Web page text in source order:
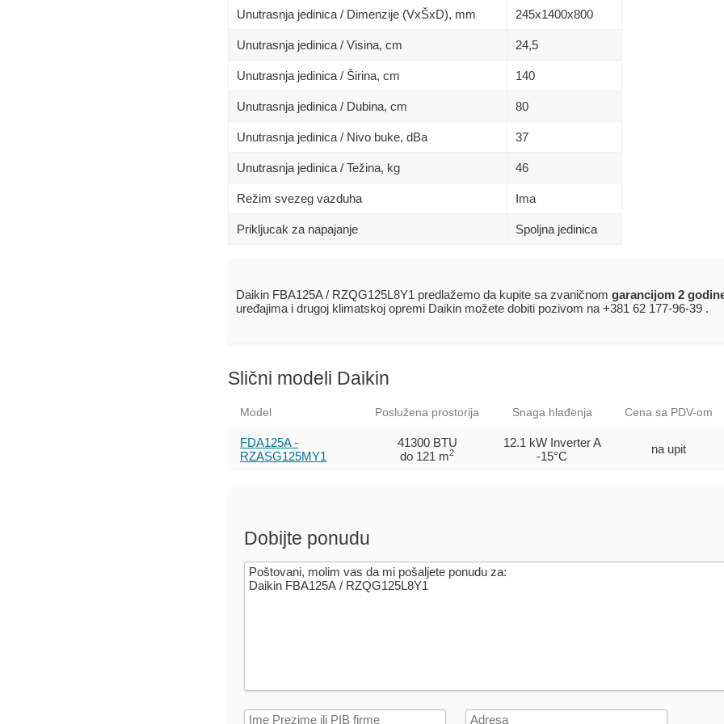
Unutrasnja jedinica / Dimenzije (VxŠxD), mm 245x1400x800
Unutrasnja jedinica / Visina, сm 24,5
Unutrasnja jedinica / Širina, сm 140
Unutrasnja jedinica / Dubina, сm 80
Unutrasnja jedinica / Nivo buke, dBa 37
Unutrasnja jedinica / Težina, kg 46
Režim svezeg vazduha Ima
Prikljucak za napajanje Spoljna jedinica
Daikin FBA125A / RZQG125L8Y1 predlažemo da kupite sa zvaničnom garancijom 2
uređajima i drugoj klimatskoj opremi Daikin možete dobiti pozivom na +381 62 177-96-39 .
Slični modeli Daikin
Model Poslužena prostorija Snaga hlađenja Cena sa PDV-om
FDA125A -
RZASG125MY1
41300 BTU
do 121 m2
12.1 kW InverterA
-15°C
na upit
Dobijte ponudu